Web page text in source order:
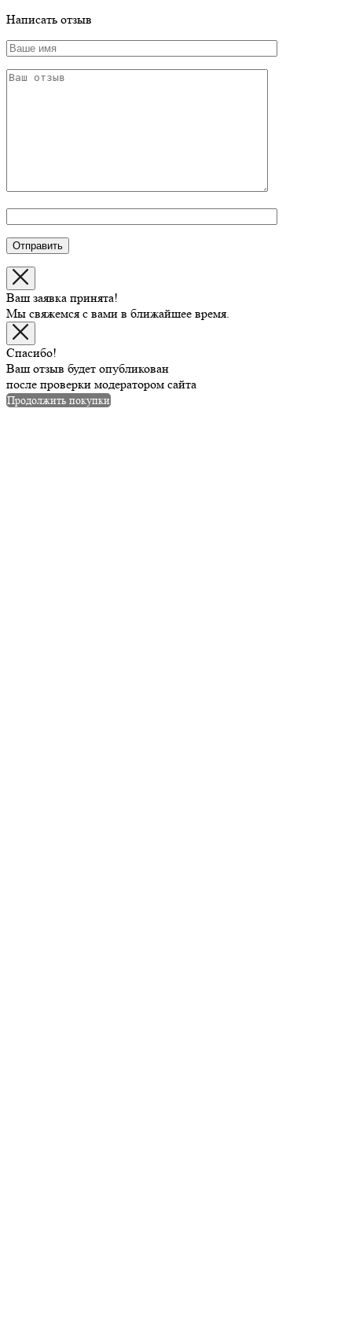
Написать отзыв
Ваш заявка принята!
Мы свяжемся с вами в ближайшее время.
Спасибо!
Ваш отзыв будет опубликован
после проверки модератором сайта
Продолжить покупки